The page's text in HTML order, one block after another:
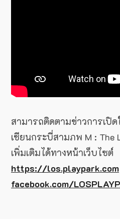
สามารถติดตามข่าวการเปิ
เซียนกระบี่สามภพ M : The
เพิ่มเติมได้ทางหน้าเว็บไซต์
https://los.playpark.com
facebook.com/